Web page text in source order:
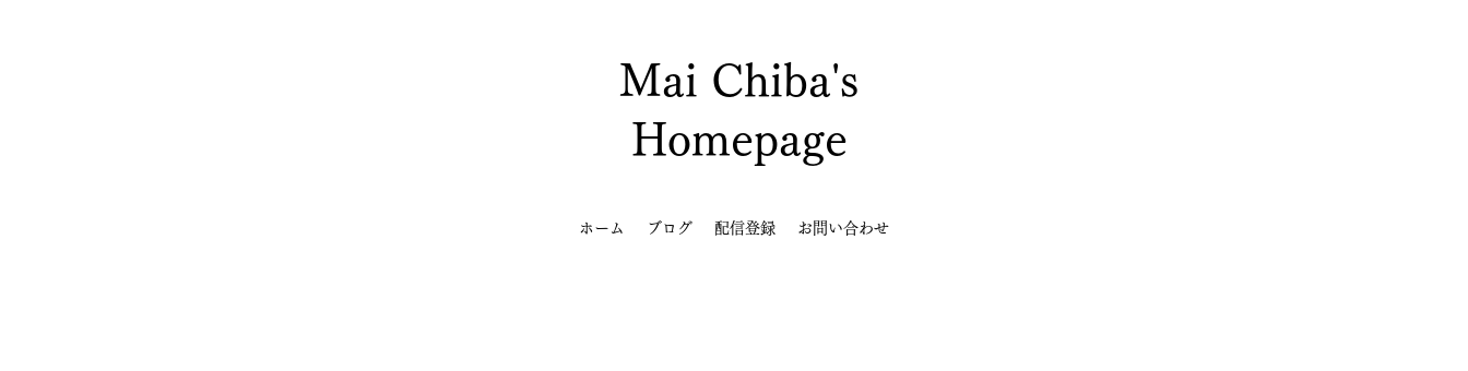
Mai Chiba's
Homepage
ホーム ブログ 配信登録 お問い合わせ